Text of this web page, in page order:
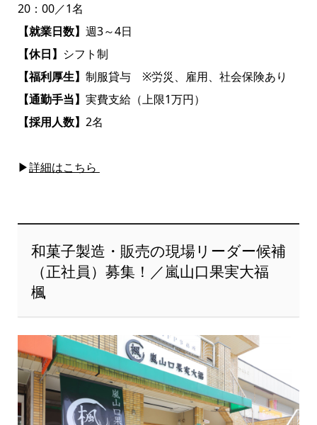
20：00／1名
【就業日数】 週3～4日
【休日】 シフト制
【福利厚生】 制服貸与 ※労災、雇用、社会保険あり
【通勤手当】 実費支給（上限1万円）
【採用人数】 2名
▶詳細はこちら
和菓子製造・販売の現場リーダー候補
（正社員）募集！／嵐山口果実大福
楓